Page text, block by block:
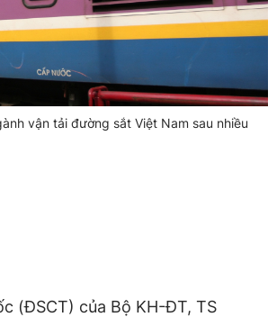
vận tải đường sắt Việt Nam sau nhiều
(ĐSCT) của Bộ KH-ĐT, TS